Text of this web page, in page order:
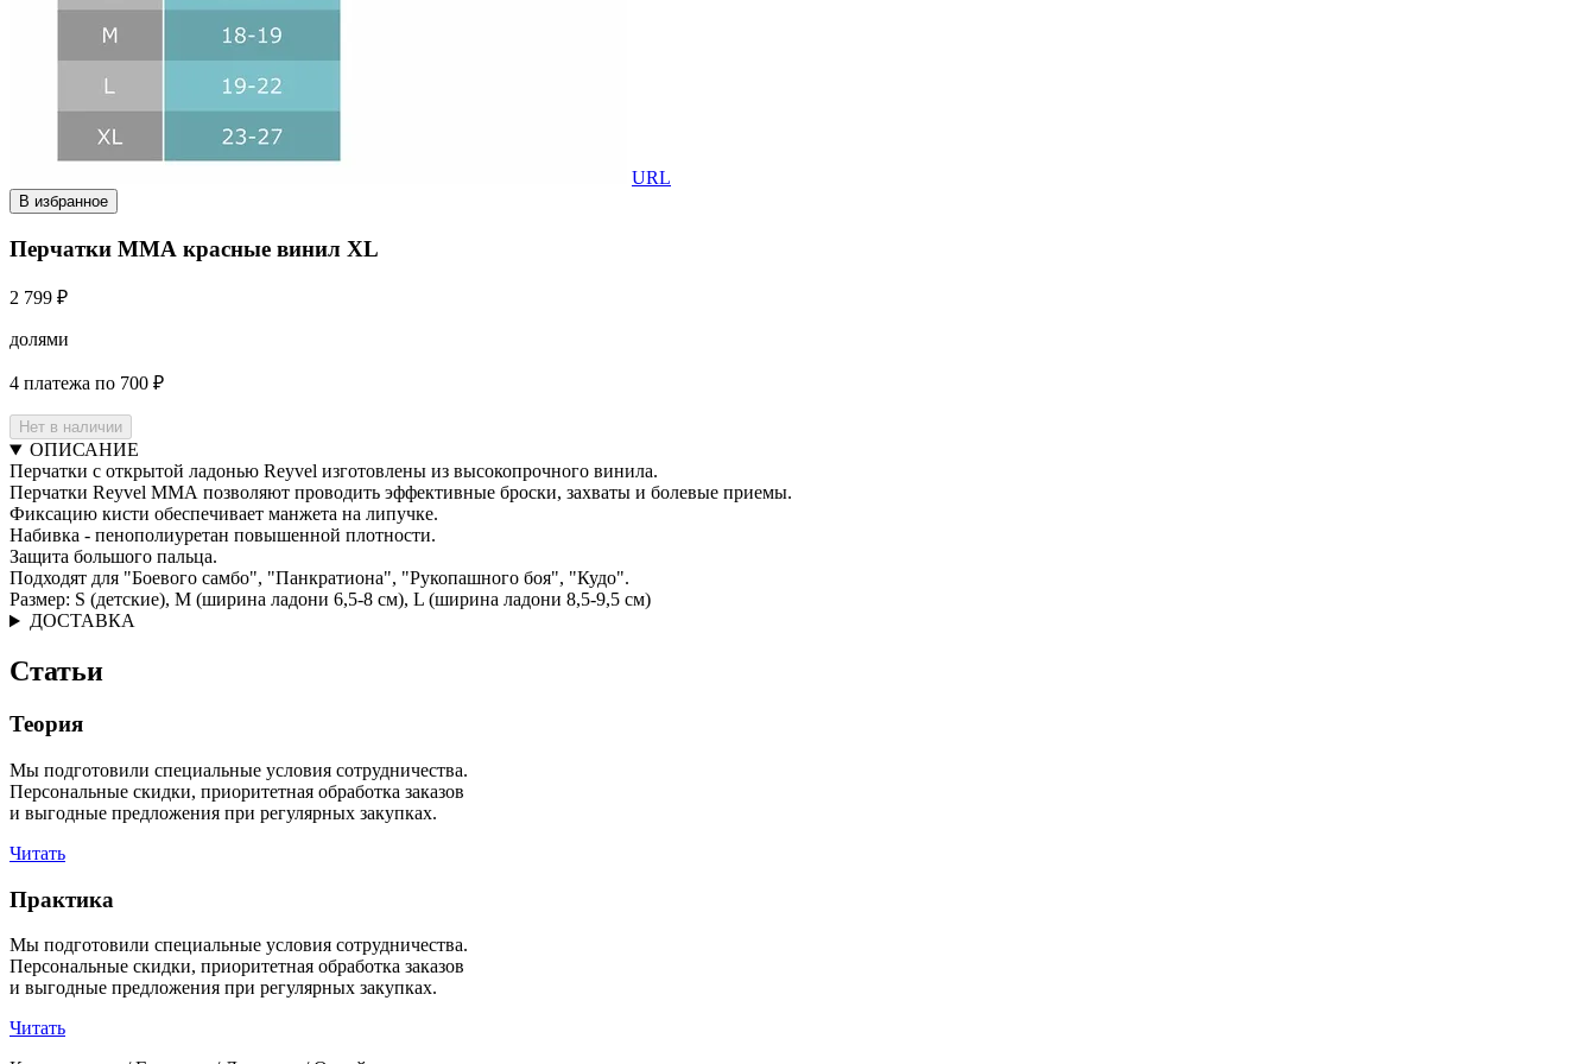
URL
В избранное
Перчатки ММА красные винил XL
2 799 ₽
долями
4 платежа по 700 ₽
Нет в наличии
ОПИСАНИЕ
Перчатки с открытой ладонью Reyvel изготовлены из высокопрочного винила.
Перчатки Reyvel ММА позволяют проводить эффективные броски, захваты и болевые приемы.
Фиксацию кисти обеспечивает манжета на липучке.
Набивка - пенополиуретан повышенной плотности.
Защита большого пальца.
Подходят для "Боевого самбо", "Панкратиона", "Рукопашного боя", "Кудо".
Размер: S (детские), M (ширина ладони 6,5-8 см), L (ширина ладони 8,5-9,5 см)
ДОСТАВКА
Статьи
Теория
Мы подготовили специальные условия сотрудничества.
Персональные скидки, приоритетная обработка заказов
и выгодные предложения при регулярных закупках.
Читать
Практика
Мы подготовили специальные условия сотрудничества.
Персональные скидки, приоритетная обработка заказов
и выгодные предложения при регулярных закупках.
Читать